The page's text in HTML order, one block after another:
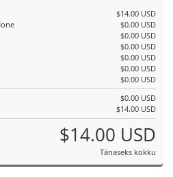
$14.00 USD
$0.00 USD
$0.00 USD
$0.00 USD
$0.00 USD
$0.00 USD
$0.00 USD
$0.00 USD
$14.00 USD
$14.00 USD
Tänaseks kokku